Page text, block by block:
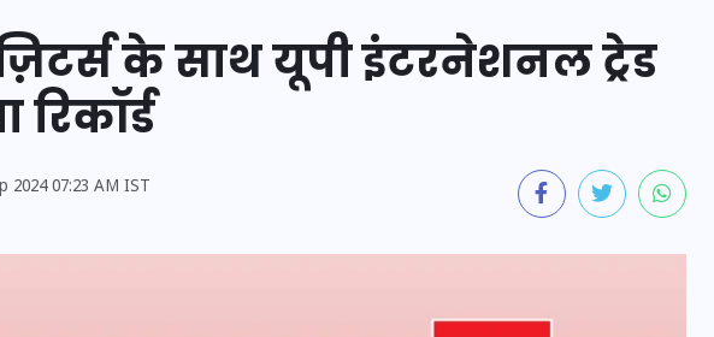
के साथ यूपी इंटरनेशनल ट्रेड
2024 07:23 AM IST